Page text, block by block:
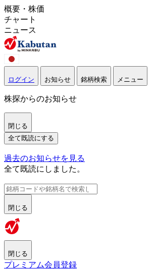
概要・株価
チャート
ニュース
ログイン お知らせ 銘柄検索 メニュー
株探からのお知らせ
閉じる
全て既読にする
過去のお知らせを見る
全て既読にしました。
閉じる
閉じる
プレミアム会員登録